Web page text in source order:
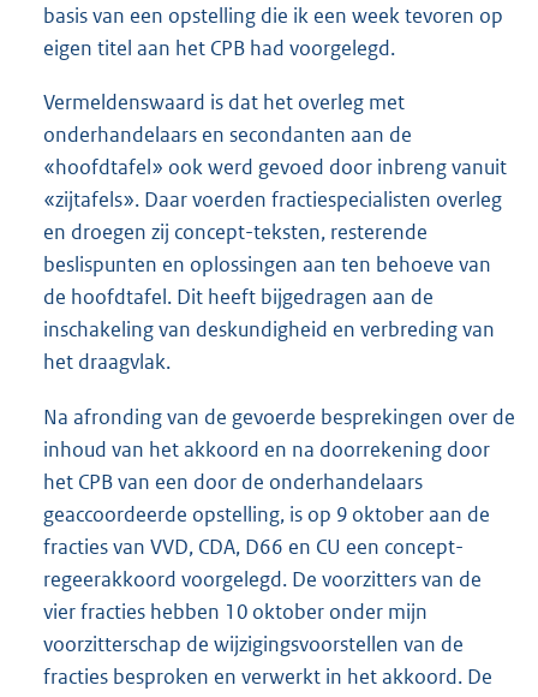
basis van een opstelling die ik een week tevoren op
eigen titel aan het CPB had voorgelegd.
Vermeldenswaard is dat het overleg met
onderhandelaars en secondanten aan de
«hoofdtafel» ook werd gevoed door inbreng vanuit
«zijtafels». Daar voerden fractiespecialisten overleg
en droegen zij concept-teksten, resterende
beslispunten en oplossingen aan ten behoeve van
de hoofdtafel. Dit heeft bijgedragen aan de
inschakeling van deskundigheid en verbreding van
het draagvlak.
Na afronding van de gevoerde besprekingen over de
inhoud van het akkoord en na doorrekening door
het CPB van een door de onderhandelaars
geaccoordeerde opstelling, is op 9 oktober aan de
fracties van VVD, CDA, D66 en CU een concept-
regeerakkoord voorgelegd. De voorzitters van de
vier fracties hebben 10 oktober onder mijn
voorzitterschap de wijzigingsvoorstellen van de
fracties besproken en verwerkt in het akkoord. De